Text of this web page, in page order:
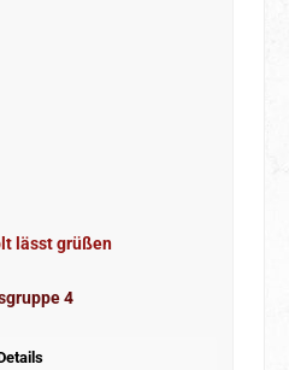
lässt grüßen
4